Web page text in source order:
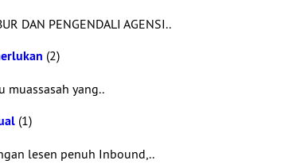
DAN PENGENDALI AGENSI..
(2)
muassasah yang..
(1)
lesen penuh Inbound,..